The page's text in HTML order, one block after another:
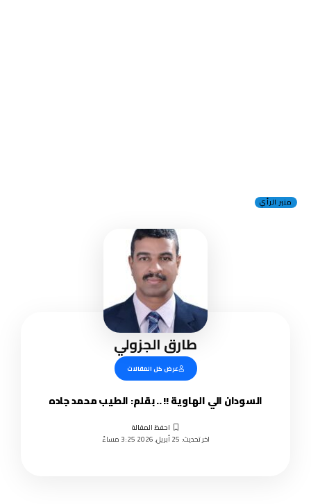
منبر الرأي
طارق الجزولي
عرض كل المقالات
السودان الي الهاوية !! .. بقلم: الطيب محمد جاده
اخر تحديث: 25 أبريل, 2026 3:25 مساءً